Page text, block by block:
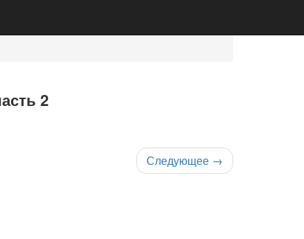
2
Следующее →